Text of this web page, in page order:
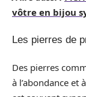
vôtre en bijou
Les pierres de
Des pierres
à l’abondance et